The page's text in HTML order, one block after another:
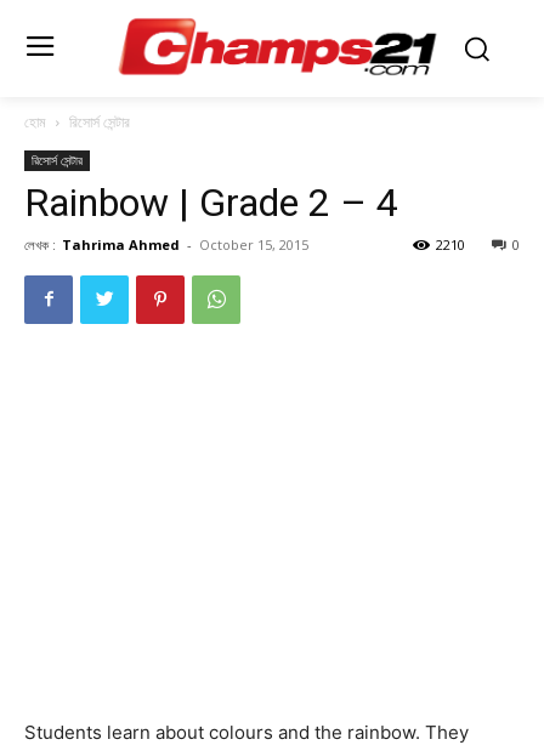
হোম রিসোর্স সেন্টার
রিসোর্স সেন্টার
Rainbow | Grade 2 – 4
লেখক : Tahrima Ahmed - October 15, 2015 0
2210
Students learn about colours and the rainbow. They